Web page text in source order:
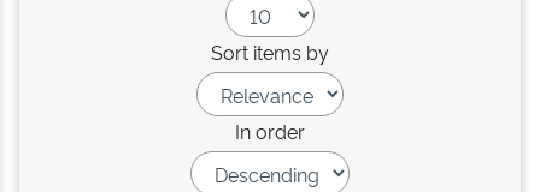
Sort items by
In order